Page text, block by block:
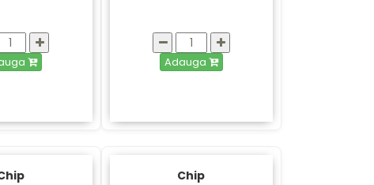
Adauga
Chip